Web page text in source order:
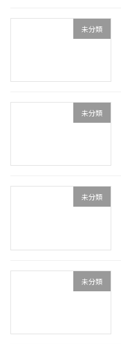
未分類
未分類
未分類
未分類